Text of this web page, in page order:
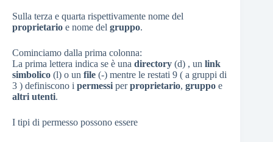
Sulla terza e quarta rispettivamente nome del
proprietario e nome del gruppo.
Cominciamo dalla prima colonna:
La prima lettera indica se è una directory (d) , un link
simbolico (l) o un file (-) mentre le restati 9 ( a gruppi di
3 ) definiscono i permessi perproprietario, gruppo e
altri utenti.
I tipi di permesso possono essere